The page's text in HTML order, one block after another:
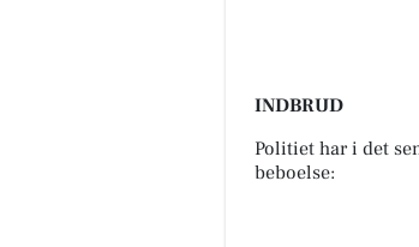
INDBRUD
Politiet har i det
beboelse: